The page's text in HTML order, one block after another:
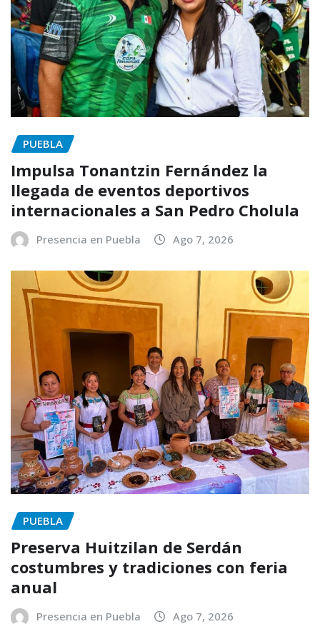
PUEBLA
Impulsa Tonantzin Fernández la
llegada de eventos deportivos
internacionales a San Pedro Cholula
Presencia en Puebla Ago 7, 2026
PUEBLA
Preserva Huitzilan de Serdán
costumbres y tradiciones con feria
anual
Presencia en Puebla Ago 7, 2026